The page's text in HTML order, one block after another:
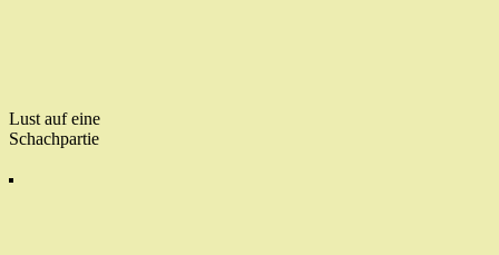
Lust auf eine
Schachpartie